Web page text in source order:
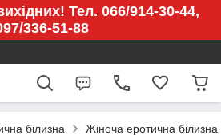
Тел. 066/914-30-44,
336-51-88
білизна Жіноча еротична білизна